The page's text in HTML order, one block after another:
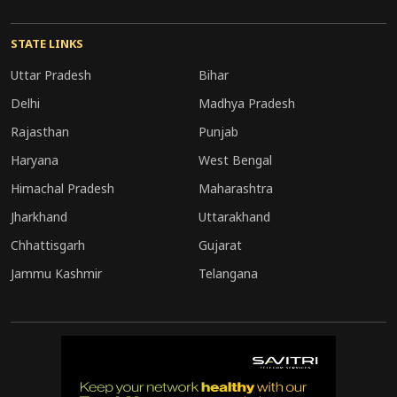
STATE LINKS
Uttar Pradesh
Bihar
Delhi
Madhya Pradesh
Rajasthan
Punjab
Haryana
West Bengal
Himachal Pradesh
Maharashtra
Jharkhand
Uttarakhand
Chhattisgarh
Gujarat
Jammu Kashmir
Telangana